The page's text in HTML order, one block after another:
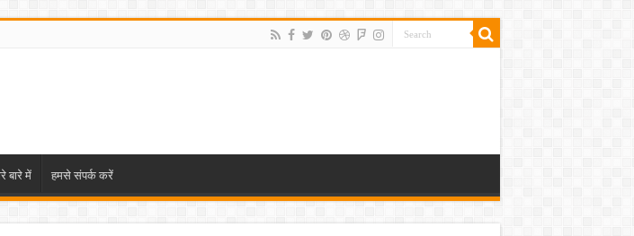
बारे में हमसे संपर्क करें